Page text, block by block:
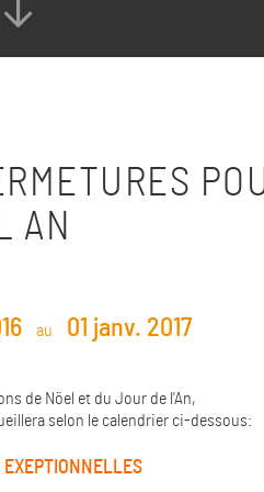
AN
au 01 janv. 2017
de Nöel et du Jour de l'An,
selon le calendrier ci-dessous:
EXEPTIONNELLES